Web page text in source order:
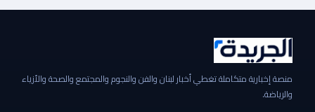
منصة إخبارية متكاملة تغطي أخبار لبنان والفن والنجوم والمجتمع والصحة والأزياء
والرياضة.